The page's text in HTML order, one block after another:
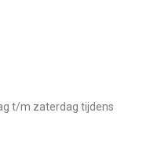
t/m zaterdag tijdens